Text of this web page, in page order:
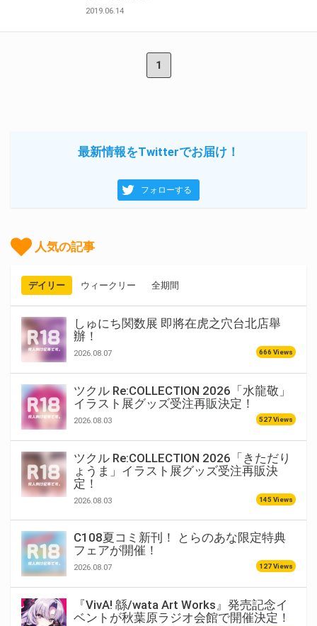
2019.06.14
1
最新情報をTwitterでお届け！
フォローする
人気の記事
デイリー ウィークリー 全期間
しゅにち関数展 即將在虎之穴台北店舉
辦！
2026.08.07 666 Views
ツクル Re:COLLECTION 2026「水龍敬」
イラスト展グッズ受注再販決定！
2026.08.03 527 Views
ツクル Re:COLLECTION 2026「きただり
ょうま」イラスト展グッズ受注再販決
定！
2026.08.03 145 Views
C108夏コミ新刊！ とらのあな限定特典
フェアが開催！
2026.08.07 127 Views
『VivA! 緜/wata Art Works』発売記念イ
ベントが秋葉原ラジオ会館で開催決定！